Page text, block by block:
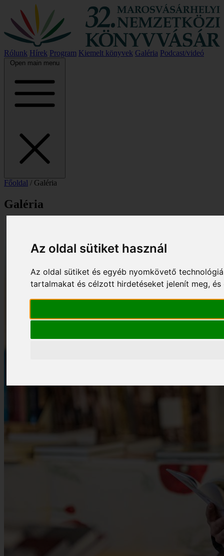
Az oldal sütiket használ
Az oldal sütiket és egyéb nyomkövető
tartalmakat és célzott hirdetéseket jelenít meg,
Rólunk Hírek Program Kiemelt könyvek Galéria Podcast/videó
Open main menu
Főoldal / Galéria
Galéria